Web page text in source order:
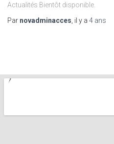
Actualités Bientôt disponible.
Par novadminacces , il y a 4 ans